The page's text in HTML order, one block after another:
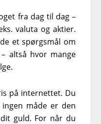
fra dag til dag –
valuta og aktier.
et spørgsmål om
altså hvor mange
på internettet. Du
måde er den
guld. For når du